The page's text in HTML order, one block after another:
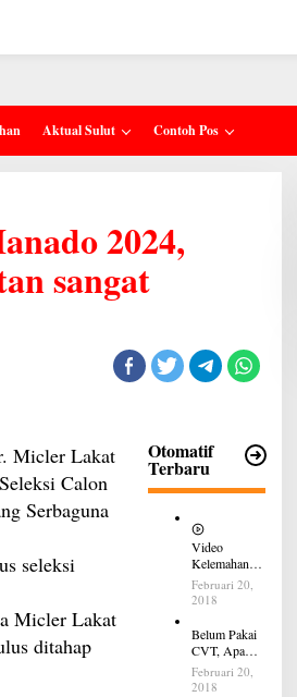
Aktual Sulut Contoh Pos
2024,
sangat
Micler Lakat
Calon
Serbaguna
seleksi
Micler Lakat
ditahap
Otomatif
Terbaru
Video
Kelemahan
dan
Kelebihan All
Februari 20,
2018
Belum Pakai
CVT, Apa
yang Ditakuti
Daihatsu
Februari 20,
2018